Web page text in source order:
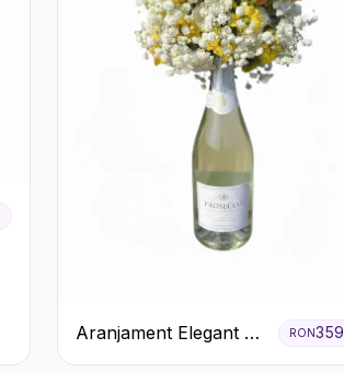
Aranjament Elegant cu
Prosecco și Flori
RON359